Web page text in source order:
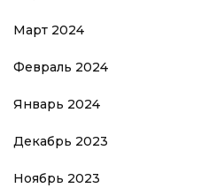
Март 2024
Февраль 2024
Январь 2024
Декабрь 2023
Ноябрь 2023